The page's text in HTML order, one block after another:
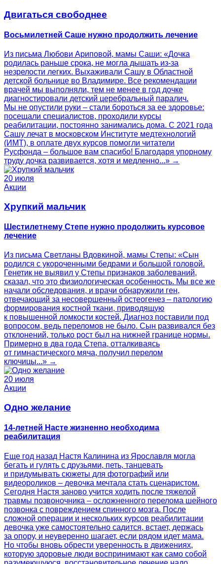
Двигаться свободнее
Восьмилетней Саше нужно продолжить лечение
Из письма Любови Ариповой, мамы Саши: «Дочка
родилась раньше срока, не могла дышать из-за
незрелости легких. Выхаживали Сашу в Областной
детской больнице во Владимире. Все рекомендации
врачей мы выполняли, тем не менее в год дочке
диагностировали детский церебральный паралич.
Мы не опустили руки – стали бороться за ее здоровье:
посещали специалистов, проходили курсы
реабилитации, постоянно занимались дома. С 2021 года
Сашу лечат в московском Институте медтехнологий
(ИМТ), в оплате двух курсов помогли читатели
Русфонда – большое вам спасибо! Благодаря упорному
труду дочка развивается, хотя и медленно...» →
20 июля
Акции
Хрупкий мальчик
Шестилетнему Степе нужно продолжить курсовое
лечение
Из письма Светланы Вдовкиной, мамы Степы: «Сын
родился с укороченными бедрами и большой головой.
Генетик не выявил у Степы признаков заболеваний,
сказал, что это физиологическая особенность. Мы все же
начали обследования, и врачи обнаружили ген,
отвечающий за несовершенный остеогенез – патологию
формирования костной ткани, приводящую
к повышенной ломкости костей. Диагноз поставили под
вопросом, ведь переломов не было. Сын развивался без
отклонений, только рост был на нижней границе нормы.
Примерно в два года Степа, отталкиваясь
от гимнастического мяча, получил перелом
ключицы...» →
20 июля
Акции
Одно желание
14-летней Насте жизненно необходима
реабилитация
Еще год назад Настя Калинина из Ярославля могла
бегать и гулять с друзьями, петь, танцевать
и придумывать сюжеты для фотографий или
видеороликов – девочка мечтала стать сценаристом.
Сегодня Настя заново учится ходить после тяжелой
травмы позвоночника – осложненного перелома шейного
позвонка с повреждением спинного мозга. После
сложной операции и нескольких курсов реабилитации
девочка уже самостоятельно садится, встает, держась
за опору, и неуверенно шагает, если рядом идет мама.
Но чтобы вновь обрести уверенность в движениях,
которую здоровые люди воспринимают как само собой